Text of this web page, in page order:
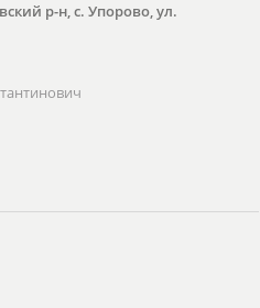
р-н, с. Упорово, ул.